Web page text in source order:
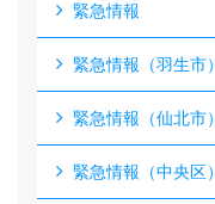
緊急情報
緊急情報（羽生市）
緊急情報（仙北市）
緊急情報（中央区）